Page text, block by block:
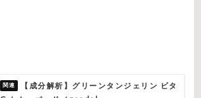
【成分解析】グリーンタンジェリン ビタ